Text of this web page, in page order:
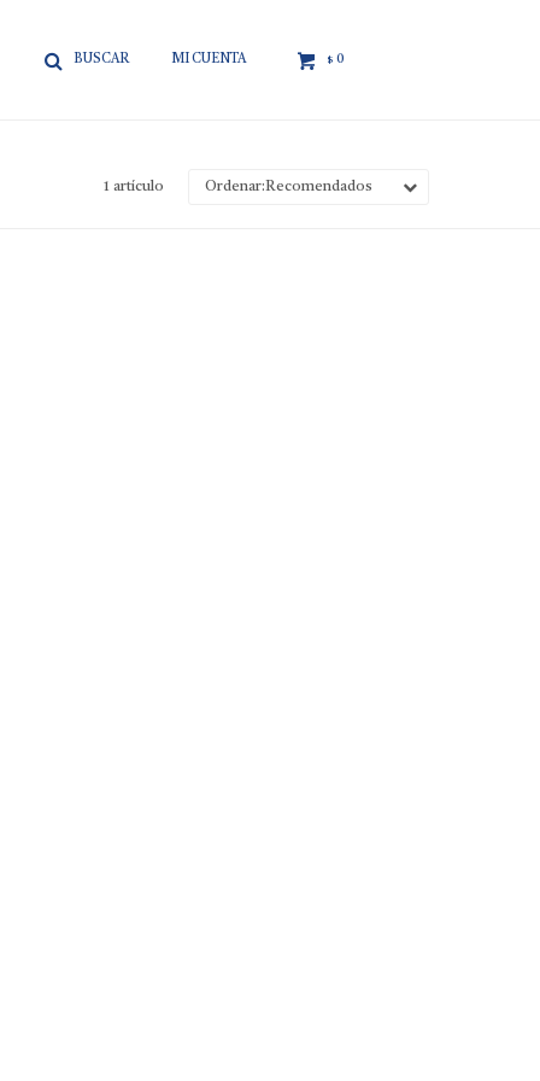
$ 0
1 artículo Recomendados